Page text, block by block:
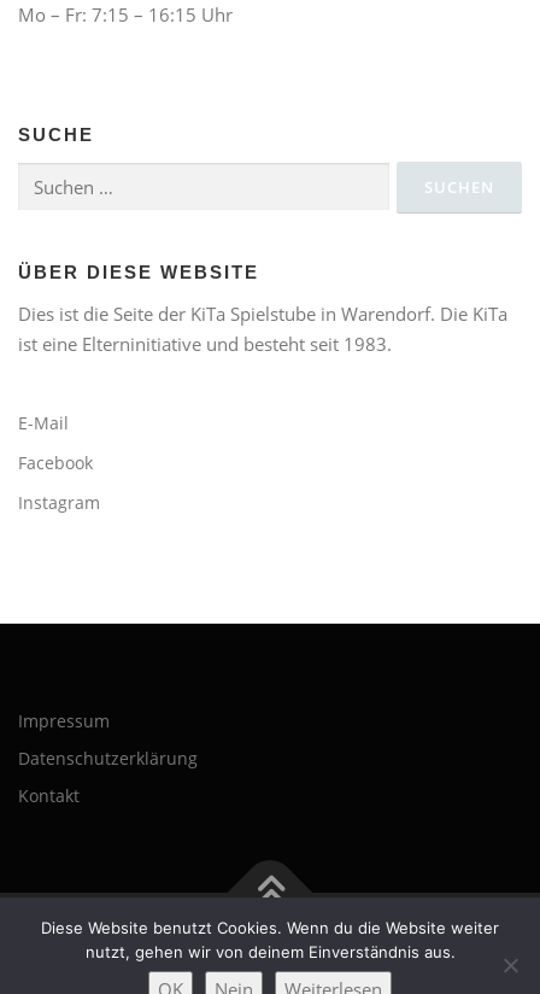
Mo – Fr: 7:15 – 16:15 Uhr
SUCHE
Suchen
ÜBER DIESE WEBSITE
Dies ist die Seite der KiTa Spielstube in Warendorf. Die KiTa
ist eine Elterninitiative und besteht seit 1983.
E-Mail
Facebook
Instagram
Impressum
Datenschutzerklärung
Kontakt
Copyright © 2026 Spielstube Warendorf e.V.– OnePress
Theme von FameThemes
Diese Website benutzt Cookies. Wenn du die Website weiter
nutzt, gehen wir von deinem Einverständnis aus.
OK Nein Weiterlesen